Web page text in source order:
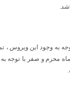
به وجود این ویروس
محرم و صفر با توجه به